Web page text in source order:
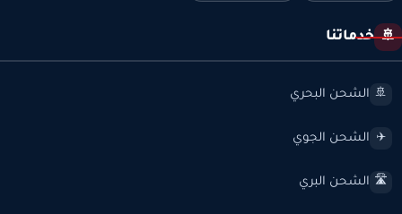
🚢 خدماتنا
🚢 الشحن البحري
✈️ الشحن الجوي
🛣️ الشحن البري